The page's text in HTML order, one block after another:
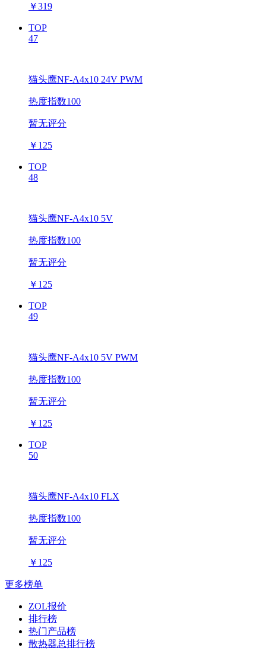
￥319
TOP
47
猫头鹰NF-A4x10 24V PWM
热度指数100
暂无评分
￥ 125
TOP
48
猫头鹰NF-A4x10 5V
热度指数100
暂无评分
￥ 125
TOP
49
猫头鹰NF-A4x10 5V PWM
热度指数100
暂无评分
￥ 125
TOP
50
猫头鹰NF-A4x10 FLX
热度指数100
暂无评分
￥ 125
更多榜单
ZOL报价
排行榜
热门产品榜
散热器总排行榜